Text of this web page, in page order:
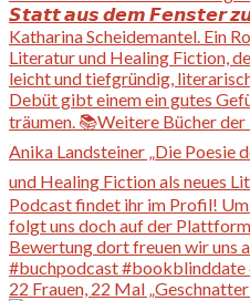
22 Frauen, 22 Mal